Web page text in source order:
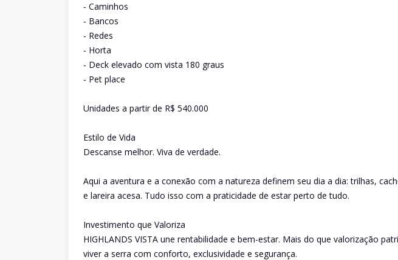
- Caminhos
- Bancos
- Redes
- Horta
- Deck elevado com vista 180 graus
- Pet place
Unidades a partir de R$ 540.000
Estilo de Vida
Descanse melhor. Viva de verdade.
Aqui a aventura e a conexão com a natureza definem seu dia a dia: trilhas,
e lareira acesa. Tudo isso com a praticidade de estar perto de tudo.
Investimento que Valoriza
HIGHLANDS VISTA une rentabilidade e bem-estar. Mais do que valorização
viver a serra com conforto, exclusividade e segurança.